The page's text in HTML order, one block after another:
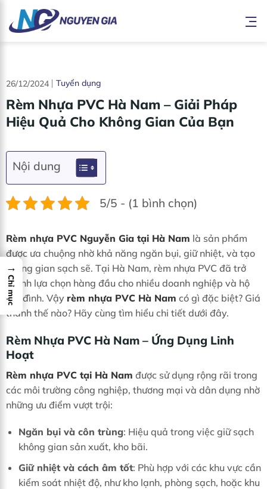
qua
26/12/2024 Tuyển dụng
Rèm Nhựa PVC Hà Nam – Giải Pháp
Hiệu Quả Cho Không Gian Của Bạn
Nội dung
5/5 - (1 bình chọn)
Rèm nhựa PVC Nguyễn Gia tại Hà Nam là sản phẩm
được ưa chuộng nhờ khả năng ngăn bụi, giữ nhiệt, và tạo
không gian sạch sẽ. Tại Hà Nam, rèm nhựa PVC đã trở
thành lựa chọn hàng đầu cho nhiều doanh nghiệp và hộ
gia đình. Vậy rèm nhựa PVC Hà Nam có gì đặc biệt? Giá
thành thế nào? Hãy cùng tìm hiểu chi tiết dưới đây.
Rèm Nhựa PVC Hà Nam – Ứng Dụng Linh
Hoạt
Rèm nhựa PVC tại Hà Nam được sử dụng rộng rãi trong
các môi trường công nghiệp, thương mại và dân dụng nhờ
những ưu điểm vượt trội:
Ngăn bụi và côn trùng: Hiệu quả trong việc giữ sạch
không gian sản xuất, kho bãi.
Giữ nhiệt và cách âm tốt: Phù hợp với các khu vực cần
kiểm soát nhiệt độ, như kho lạnh, phòng sạch, hoặc khu
→
Chỉ mục